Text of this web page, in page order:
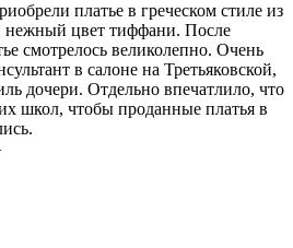
платье в греческом стиле из
цвет тиффани. После
смотрелось великолепно. Очень
в салоне на Третьяковской,
дочери. Отдельно впечатлило, что
школ, чтобы проданные платья в